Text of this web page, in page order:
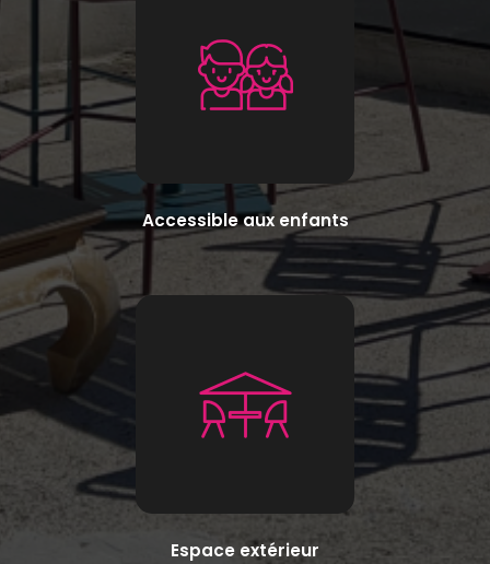
Accessible aux enfants
Espace extérieur